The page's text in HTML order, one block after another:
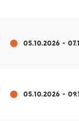
05.10.2026 -
05.10.2026 -